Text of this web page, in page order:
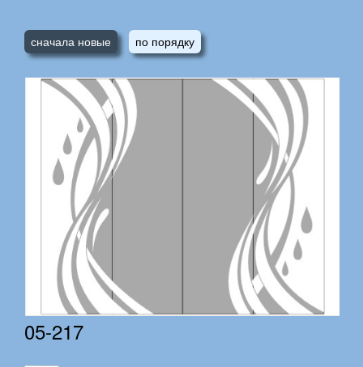
сначала новые по порядку
05-217